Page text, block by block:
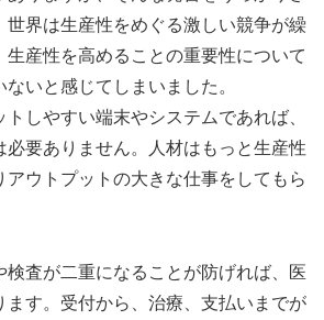
世界は生産性をめぐる激しい競争が繰
生産性を高めることの重要性について
いと感じてしまいました。
しやすい端末やシステムであれば、
必要ありません。人材はもっと生産性
アウトプットの大きな仕事をしてもら
検査が二重になることが防げれば、医
ます。受付から、治療、支払いまでが